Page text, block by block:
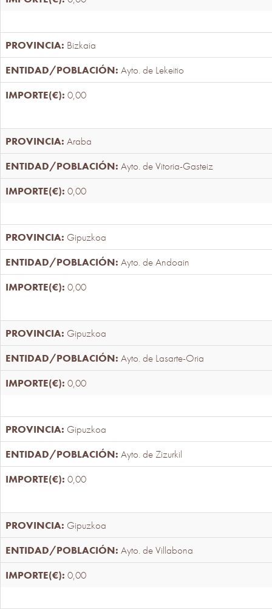
Bizkaia
Ayto. de Lekeitio
0,00
Araba
Ayto. de Vitoria-Gasteiz
0,00
Gipuzkoa
Ayto. de Andoain
0,00
Gipuzkoa
Ayto. de Lasarte-Oria
0,00
Gipuzkoa
Ayto. de Zizurkil
0,00
Gipuzkoa
Ayto. de Villabona
0,00